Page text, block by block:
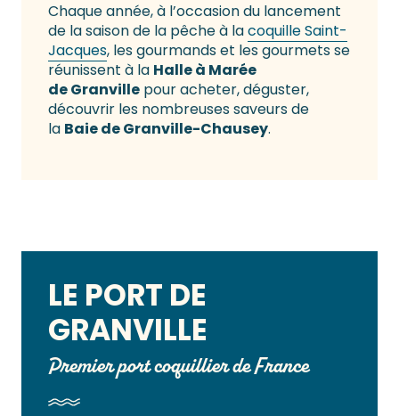
Chaque année, à l’occasion du lancement
de la saison de la pêche à lacoquille Saint-
Jacques, les gourmands et les gourmets se
réunissent à la Halle à Marée
de Granville pour acheter, déguster,
découvrir les nombreuses saveurs de
la Baie de Granville-Chausey.
LE PORT DE
GRANVILLE
Premier port coquillier de France